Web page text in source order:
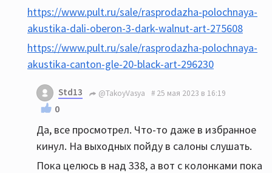
https://www.pult.ru/sale/rasprodazha-polochnaya-
akustika-dali-oberon-3-dark-walnut-art-275608
https://www.pult.ru/sale/rasprodazha-polochnaya-
akustika-canton-gle-20-black-art-296230
Std13 @TakoyVasya 25 мая 2023 в 16:19
0
Да, все просмотрел. Что-то даже в избранное
кинул. На выходных пойду в салоны слушать.
Пока целюсь в над 338, а вот с колонками пока